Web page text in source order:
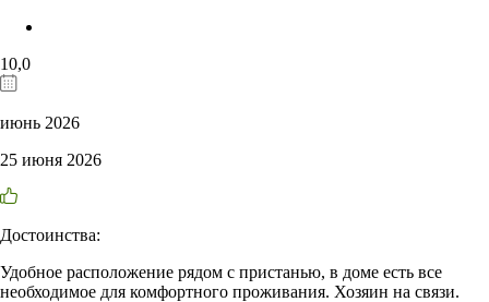
10,0
июнь 2026
25 июня 2026
Достоинства:
Удобное расположение рядом с пристанью, в доме есть все
необходимое для комфортного проживания. Хозяин на связи.